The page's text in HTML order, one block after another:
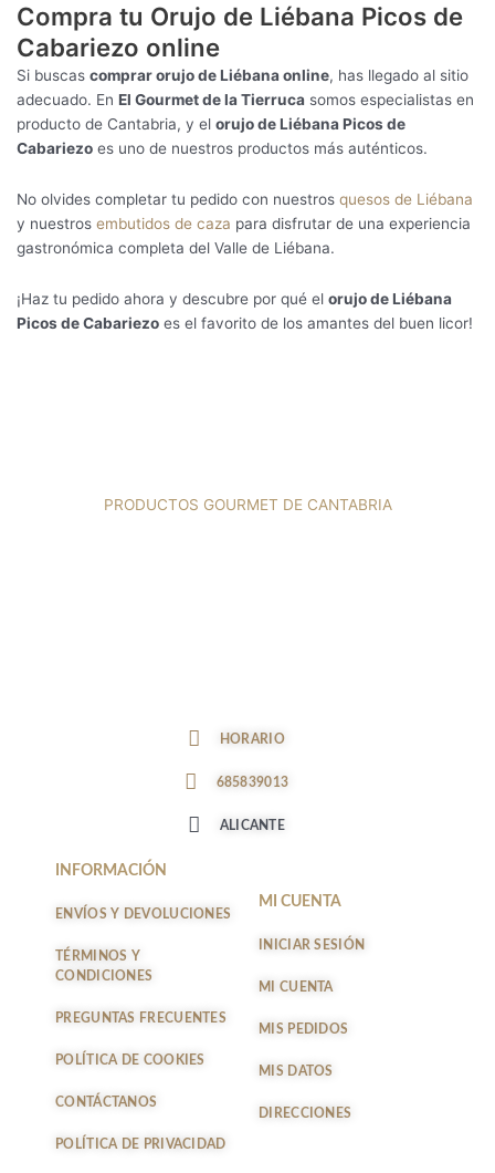
Compra tu Orujo de Liébana Picos de
Cabariezo online
Si buscas comprar orujo de Liébana online, has llegado al sitio
adecuado. En El Gourmet de la Tierruca somos especialistas en
producto de Cantabria, y el orujo de Liébana Picos de
Cabariezo es uno de nuestros productos más auténticos.
No olvides completar tu pedido con nuestros quesos de Liébana
y nuestros embutidos de caza para disfrutar de una experiencia
gastronómica completa del Valle de Liébana.
¡Haz tu pedido ahora y descubre por qué el orujo de Liébana
Picos de Cabariezo es el favorito de los amantes del buen licor!
PRODUCTOS GOURMET DE CANTABRIA
g
r
m
e
o
o
k
-
HORARIO
685839013
ALICANTE
INFORMACIÓN
ENVÍOS Y DEVOLUCIONES
TÉRMINOS Y
CONDICIONES
PREGUNTAS FRECUENTES
POLÍTICA DE COOKIES
CONTÁCTANOS
POLÍTICA DE PRIVACIDAD
MI CUENTA
INICIAR SESIÓN
MI CUENTA
MIS PEDIDOS
MIS DATOS
DIRECCIONES